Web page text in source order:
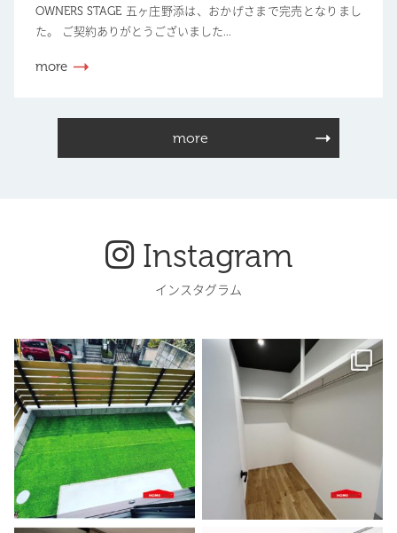
OWNERS STAGE 五ヶ庄野添は、おかげさまで完売となりまし
た。 ご契約ありがとうございました...
more
more
Instagram
インスタグラム